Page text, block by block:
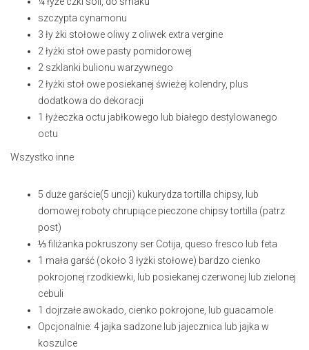
szczypta cynamonu
3 ły żki stołowe oliwy z oliwek extra vergine
2 łyżki stoł owe pasty pomidorowej
2 szklanki bulionu warzywnego
2 łyżki stoł owe posiekanej świeżej kolendry, plus
dodatkowa do dekoracji
1 łyżeczka octu jabłkowego lub białego destylowanego
octu
Wszystko inne
5 duże garście(5 uncji) kukurydza tortilla chipsy, lub
domowej roboty chrupiące pieczone chipsy tortilla (patrz
post)
⅓ filiżanka pokruszony ser Cotija, queso fresco lub feta
1 mała garść (około 3 łyżki stołowe) bardzo cienko
pokrojonej rzodkiewki, lub posiekanej czerwonej lub zielonej
cebuli
1 dojrzałe awokado, cienko pokrojone, lub guacamole
Opcjonalnie: 4 jajka sadzone lub jajecznica lub jajka w
koszulce